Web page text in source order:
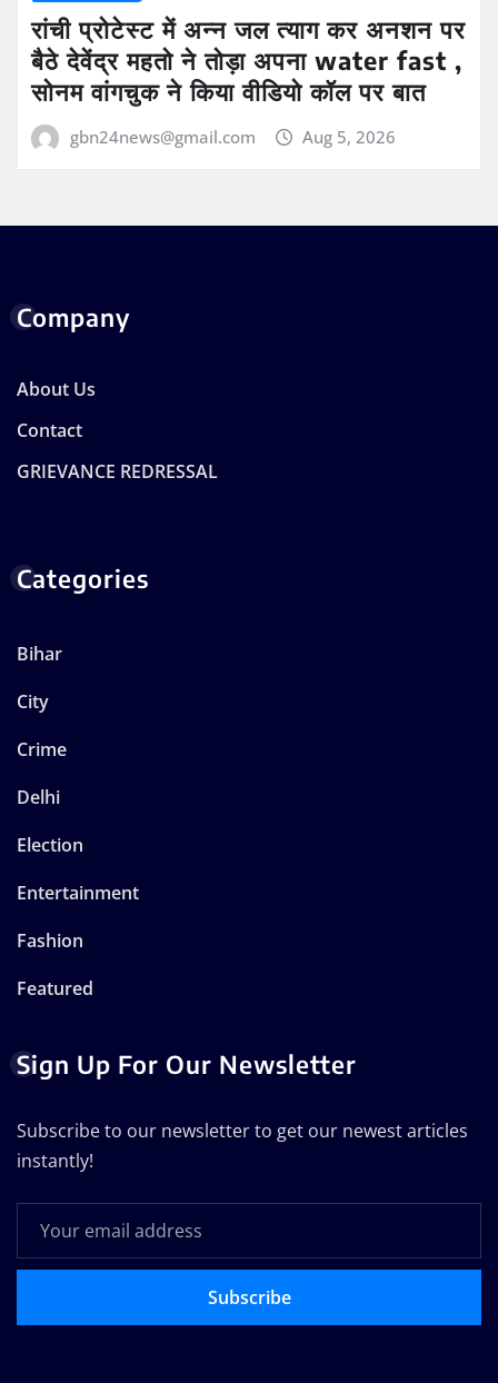
रांची प्रोटेस्ट में अन्न जल त्याग कर अनशन पर
बैठे देवेंद्र महतो ने तोड़ा अपना water fast ,
सोनम वांगचुक ने किया वीडियो कॉल पर बात
gbn24news@gmail.com Aug 5, 2026
Company
About Us
Contact
GRIEVANCE REDRESSAL
Categories
Bihar
City
Crime
Delhi
Election
Entertainment
Fashion
Featured
Sign Up For Our Newsletter
Subscribe to our newsletter to get our newest articles
instantly!
Subscribe